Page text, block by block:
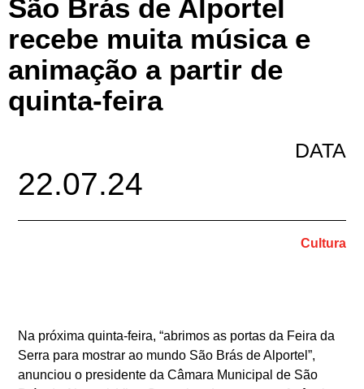
São Brás de Alportel
recebe muita música e
animação a partir de
quinta-feira
DATA
22.07.24
Cultura
Na próxima quinta-feira, “abrimos as portas da Feira da
Serra para mostrar ao mundo São Brás de Alportel”,
anunciou o presidente da Câmara Municipal de São